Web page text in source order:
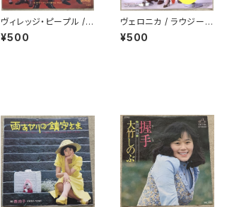
ヴィレッジ・ピープル /
マッチョ・マン
¥500
ヴェロニカ / ラウジー・
パーティ
¥500